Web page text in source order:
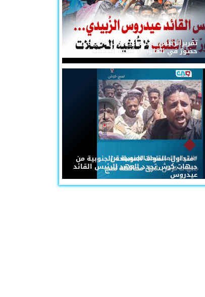
تقريرالرئيس القائد عيدروس الزُبيدي...
حضورٌ في القلوب لا تُلغيه الحملات
#متداول: القوات المسلحة الجنوبية من
جبهات كرش تجدد العهد للرئيس القائد
عيدروس